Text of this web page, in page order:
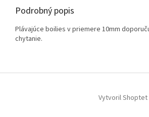
Podrobný popis
Plávajúce boilies v priemere 10mm
chytanie.
Z
Vytvoril Shoptet